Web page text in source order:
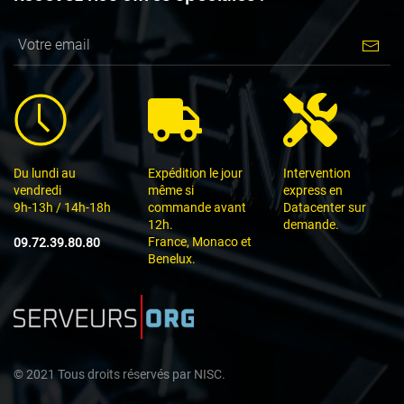
Du lundi au
vendredi
9h-13h / 14h-18h
09.72.39.80.80
Expédition le jour
même si
commande avant
12h.
France, Monaco et
Benelux.
Intervention
express en
Datacenter sur
demande.
©2021 Tous droits réservés par NISC.